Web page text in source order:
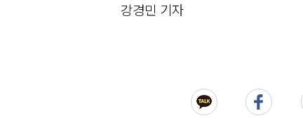
강경민 기자